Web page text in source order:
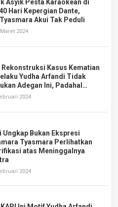
Asyik Pesta Karaokean di
Hari Kepergian Dante,
Akui Tak Peduli
2024
Rekonstruksi Kasus Kematian
Yudha Arfandi Tidak
Adegan Ini, Padahal…
2024
Ungkap Bukan Ekspresi
Tyasmara Perlihatkan
atas Meninggalnya
2024